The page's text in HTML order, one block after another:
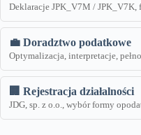
Deklaracje JPK_V7M / JPK_V7K,
💼 Doradztwo podatkowe
Optymalizacja, interpretacje,
🏢 Rejestracja działalności
JDG, sp. z o.o., wybór formy